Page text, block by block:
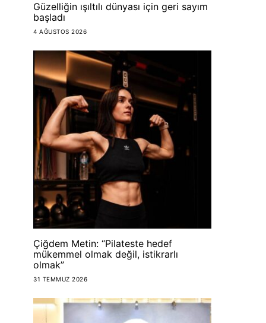
Güzelliğin ışıltılı dünyası için geri sayım
başladı
4 AĞUSTOS 2026
Çiğdem Metin: “Pilateste hedef
mükemmel olmak değil, istikrarlı
olmak”
31 TEMMUZ 2026